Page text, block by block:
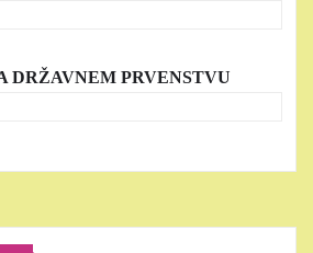
DRŽAVNEM PRVENSTVU